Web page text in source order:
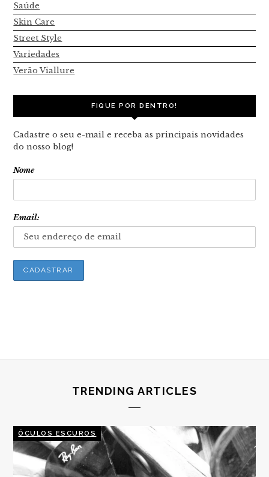
Saúde
Skin Care
Street Style
Variedades
Verão Viallure
FIQUE POR DENTRO!
Cadastre o seu e-mail e receba as principais novidades
do nosso blog!
Nome
Email:
TRENDING ARTICLES
ÓCULOS ESCUROS